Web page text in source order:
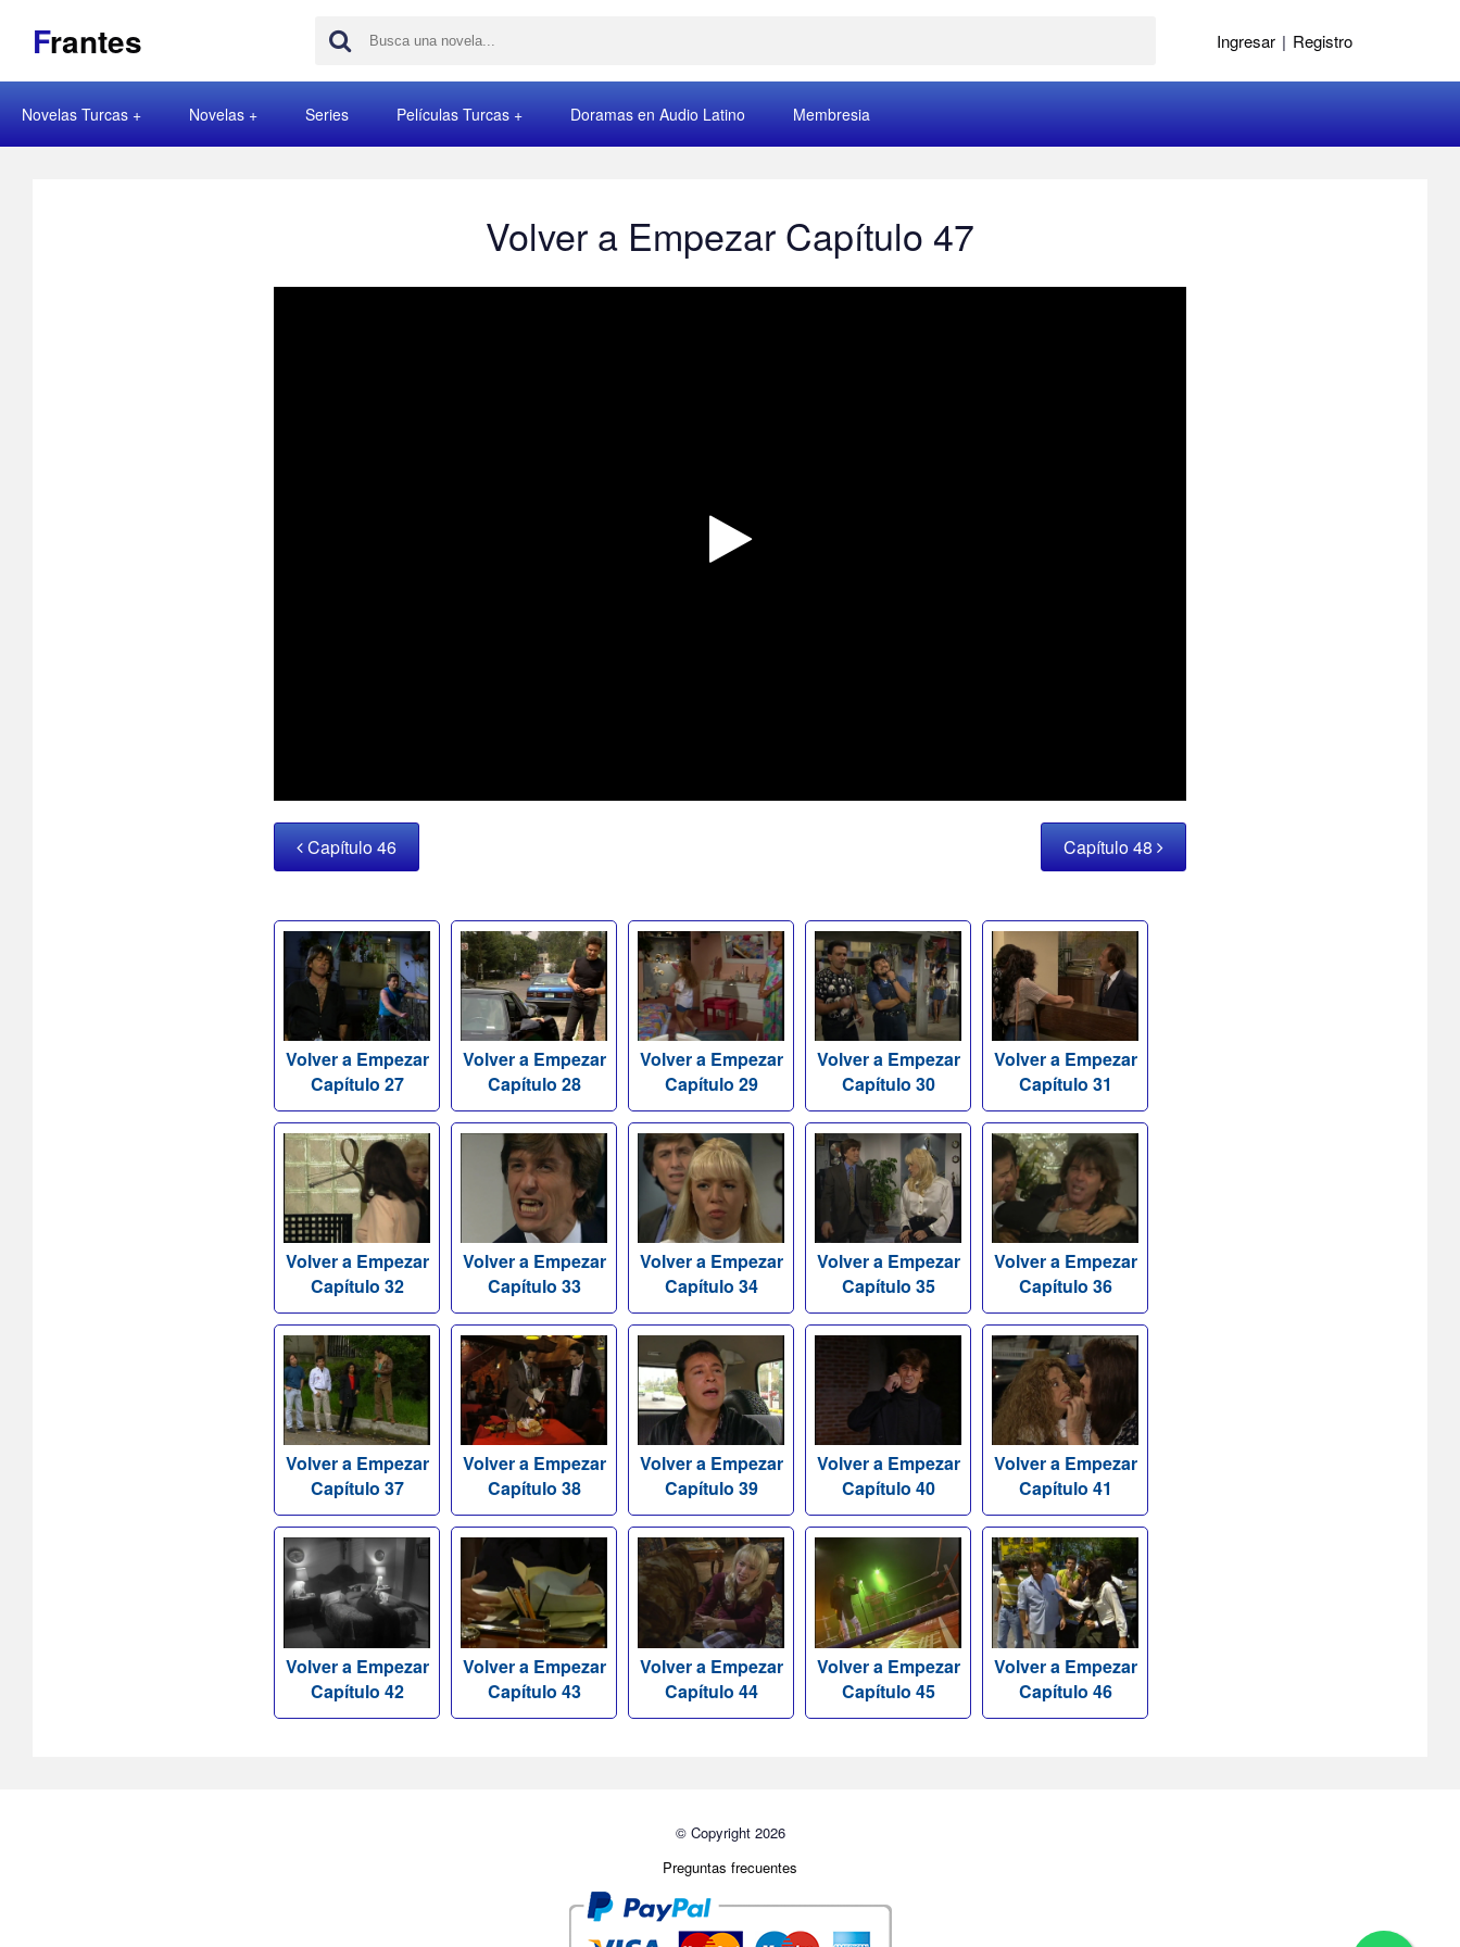
Frantes Ingresar | Registro
Novelas Turcas Novelas Series Películas Turcas Doramas en Audio Latino Membresia
Volver a Empezar Capítulo 47
Capítulo 46 Capítulo 48
Volver a Empezar
Capítulo 27
Volver a Empezar
Capítulo 28
Volver a Empezar
Capítulo 29
Volver a Empezar
Capítulo 30
Volver a Empezar
Capítulo 31
Volver a Empezar
Capítulo 32
Volver a Empezar
Capítulo 33
Volver a Empezar
Capítulo 34
Volver a Empezar
Capítulo 35
Volver a Empezar
Capítulo 36
Volver a Empezar
Capítulo 37
Volver a Empezar
Capítulo 38
Volver a Empezar
Capítulo 39
Volver a Empezar
Capítulo 40
Volver a Empezar
Capítulo 41
Volver a Empezar
Capítulo 42
Volver a Empezar
Capítulo 43
Volver a Empezar
Capítulo 44
Volver a Empezar
Capítulo 45
Volver a Empezar
Capítulo 46
© Copyright 2026
Preguntas frecuentes